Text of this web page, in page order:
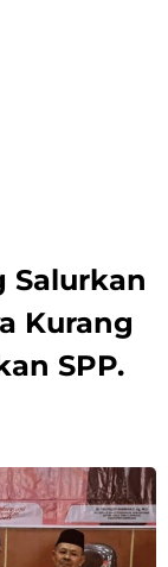
Salurkan
Kurang
SPP.